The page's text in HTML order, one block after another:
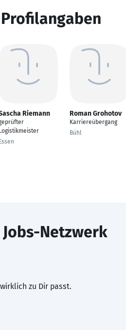
Riemann
Logistikmeister
Essen
Roman Grohotov
Karriereübergang
Bühl
Jobs-Netzwerk
zu Dir passt.